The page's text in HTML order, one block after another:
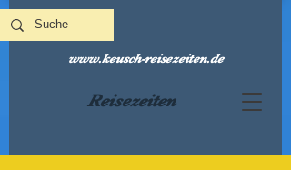
Reisezeiten
www.keusch-reisezeiten.de